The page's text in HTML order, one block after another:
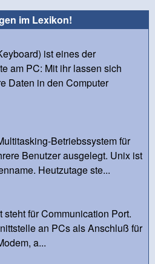
im Lexikon!
ist eines der
am PC: Mit ihr lassen sich
Daten in den Computer
Betriebssystem für
Benutzer ausgelegt. Unix ist
Heutzutage ste...
für Communication Port.
an PCs als Anschluß für
a...